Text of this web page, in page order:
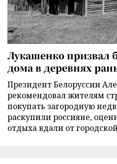
Лукашенко призвал
дома в деревнях
Президент Белоруссии
рекомендовал жителям
покупать загородную
раскупили россияне,
отдыха вдали от